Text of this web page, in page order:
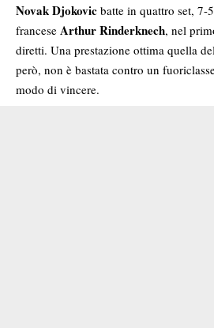
Novak Djokovic batte in quattro set,
francese Arthur Rinderknech, nel
diretti. Una prestazione ottima quella
però, non è bastata contro un
modo di vincere.